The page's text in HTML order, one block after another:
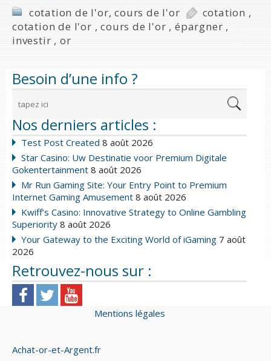
cotation de l'or,cours de l'or cotation ,
cotation de l'or ,cours de l'or ,épargner ,
investir , or
Besoin d’une info ?
Nos derniers articles :
Test Post Created 8 août 2026
Star Casino: Uw Destinatie voor Premium Digitale
Gokentertainment 8 août 2026
Mr Run Gaming Site: Your Entry Point to Premium
Internet Gaming Amusement 8 août 2026
Kwiff’s Casino: Innovative Strategy to Online Gambling
Superiority 8 août 2026
Your Gateway to the Exciting World of iGaming 7 août
2026
Retrouvez-nous sur :
Mentions légales
Achat-or-et-Argent.fr